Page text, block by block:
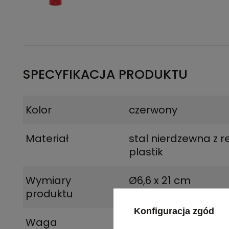
SPECYFIKACJA PRODUKTU
Kolor
czerwony
Materiał
stal nierdzewna z
plastik
Wymiary
produktu
Ø6,6 x 21 cm
Waga
Konfiguracja zgód